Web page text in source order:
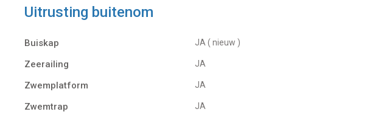
Uitrusting buitenom
Buiskap JA ( nieuw )
Zeerailing JA
Zwemplatform JA
Zwemtrap JA